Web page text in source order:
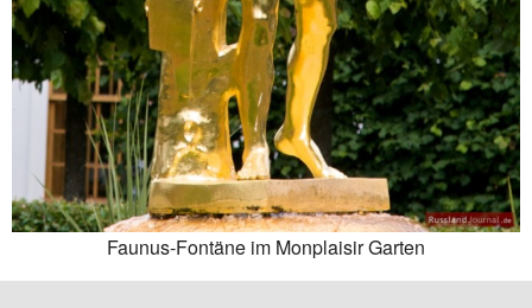
Faunus-Fontäne im Monplaisir Garten